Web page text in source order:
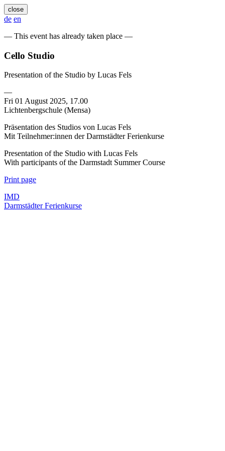
close
de en
— This event has already taken place —
Cello Studio
Presentation of the Studio by Lucas Fels
—
Fri 01 August 2025, 17.00
Lichtenbergschule (Mensa)
Präsentation des Studios von Lucas Fels
Mit Teilnehmer:innen der Darmstädter Ferienkurse
Presentation of the Studio with Lucas Fels
With participants of the Darmstadt Summer Course
Print page
IMD
Darmstädter Ferienkurse